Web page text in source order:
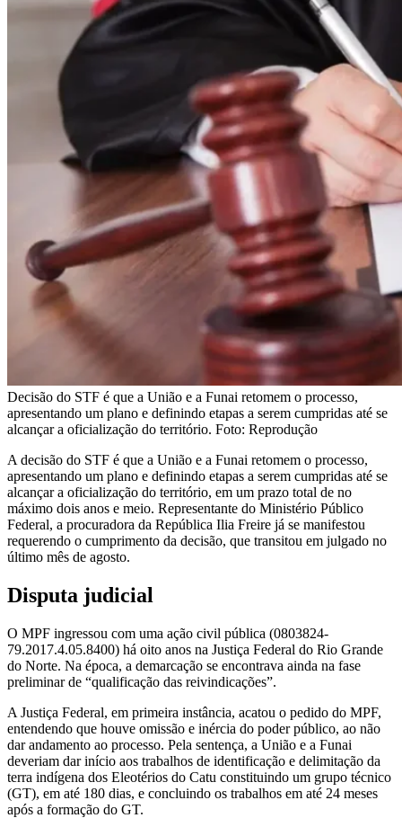
Decisão do STF é que a União e a Funai retomem o processo,
apresentando um plano e definindo etapas a serem cumpridas até se
alcançar a oficialização do território. Foto: Reprodução
A decisão do STF é que a União e a Funai retomem o processo,
apresentando um plano e definindo etapas a serem cumpridas até se
alcançar a oficialização do território, em um prazo total de no
máximo dois anos e meio. Representante do Ministério Público
Federal, a procuradora da República Ilia Freire já se manifestou
requerendo o cumprimento da decisão, que transitou em julgado no
último mês de agosto.
Disputa judicial
O MPF ingressou com uma ação civil pública (0803824-
79.2017.4.05.8400) há oito anos na Justiça Federal do Rio Grande
do Norte. Na época, a demarcação se encontrava ainda na fase
preliminar de “qualificação das reivindicações”.
A Justiça Federal, em primeira instância, acatou o pedido do MPF,
entendendo que houve omissão e inércia do poder público, ao não
dar andamento ao processo. Pela sentença, a União e a Funai
deveriam dar início aos trabalhos de identificação e delimitação da
terra indígena dos Eleotérios do Catu constituindo um grupo técnico
(GT), em até 180 dias, e concluindo os trabalhos em até 24 meses
após a formação do GT.